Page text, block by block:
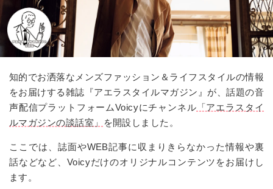
知的でお洒落なメンズファッション＆ライフスタイルの情報
をお届けする雑誌『アエラスタイルマガジン』が、話題の音
声配信プラットフォームVoicyにチャンネル 「アエラスタイ
ルマガジンの談話室」
を開設しました。
ここでは、誌面やWEB記事に収まりきらなかった情報や裏
話などなど、 Voicyだけのオリジナルコンテンツをお届けし
ます。